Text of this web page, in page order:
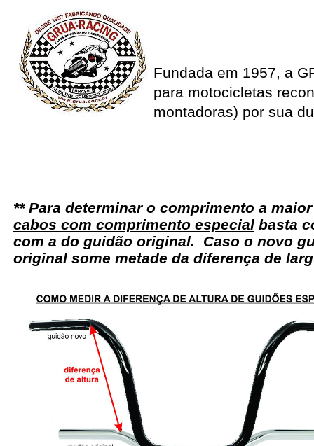
Fundada em 1957, a
para motocicletas
montadoras) por sua
** Para determinar o comprimento a
cabos com comprimento especial basta
com a do guidão original. Caso o novo
original some metade da diferença de